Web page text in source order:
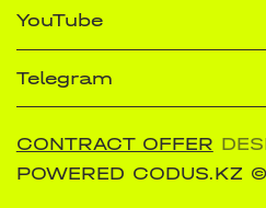
YouTube
Telegram
CONTRACT OFFER
POWERED CODUS.KZ